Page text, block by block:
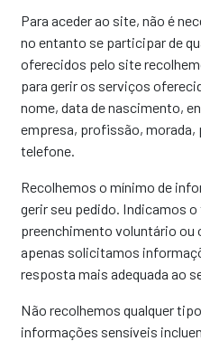
Para aceder ao site, não é
no entanto se participar de
oferecidos pelo site
para gerir os serviços
nome, data de nascimento,
empresa, profissão, morada,
telefone.
Recolhemos o mínimo de
gerir seu pedido. Indicamos
preenchimento voluntário
apenas solicitamos
resposta mais adequada ao
Não recolhemos qualquer
informações sensíveis